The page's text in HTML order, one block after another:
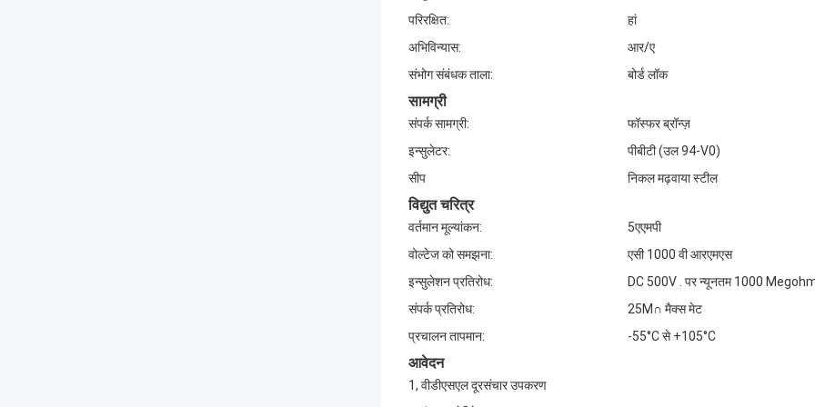
परिरक्षित:
हां
अभिविन्यास:
आर/ए
संभोग संबंधक ताला:
बोर्ड लॉक
सामग्री
संपर्क सामग्री:
फॉस्फर ब्रॉन्ज़
इन्सुलेटर:
पीबीटी (उल 94-V0)
सीप
निकल मढ़वाया स्टील
विद्युत चरित्र
वर्तमान मूल्यांकन:
5एएमपी
वोल्टेज को समझना:
एसी 1000 वी आरएमएस
इन्सुलेशन प्रतिरोध:
DC 500V . पर न्यूनतम 1000
संपर्क प्रतिरोध:
25M∩ मैक्स मेट
प्रचालन तापमान:
-55°C से +105°C
आवेदन
1, वीडीएसएल दूरसंचार उपकरण